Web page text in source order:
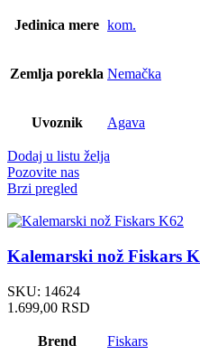
Jedinica mere kom.
Zemlja porekla Nemačka
Uvoznik Agava
Dodaj u listu želja
Pozovite nas
Brzi pregled
Kalemarski nož Fiskars
SKU: 14624
1.699,00 RSD
Brend Fiskars